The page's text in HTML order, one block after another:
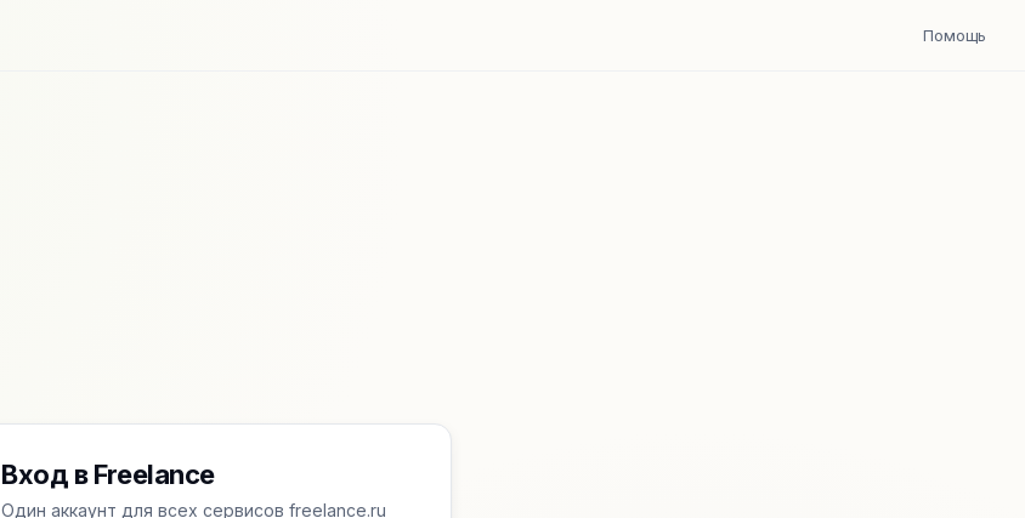
Помощь
Вход в Freelance
Один аккаунт для всех сервисов freelance.ru